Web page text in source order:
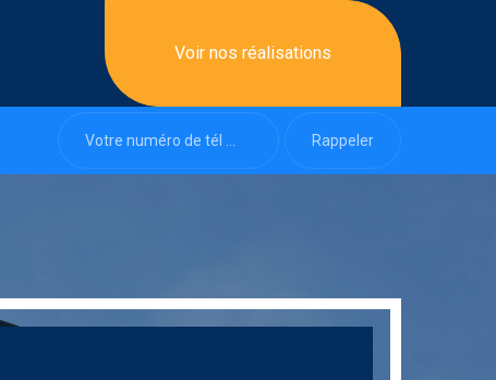
Voir nos réalisations